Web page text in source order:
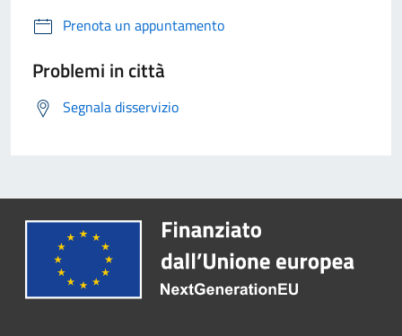
Prenota un appuntamento
Problemi in città
Segnala disservizio